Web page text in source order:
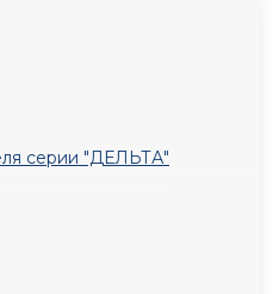
серии "ДЕЛЬТА"